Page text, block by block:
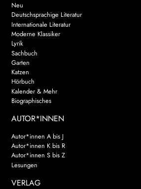
Neu
Deutschsprachige Literatur
Internationale Literatur
Moderne Klassiker
Lyrik
Sachbuch
Garten
Katzen
Hörbuch
Kalender & Mehr
Biographisches
AUTOR*INNEN
Autor*innen A bis J
Autor*innen K bis R
Autor*innen S bis Z
Lesungen
VERLAG